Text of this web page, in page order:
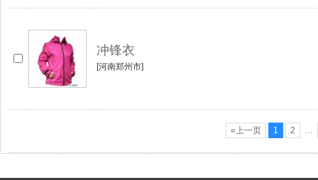
冲锋衣
[河南郑州市]
«上一页 1 2 …